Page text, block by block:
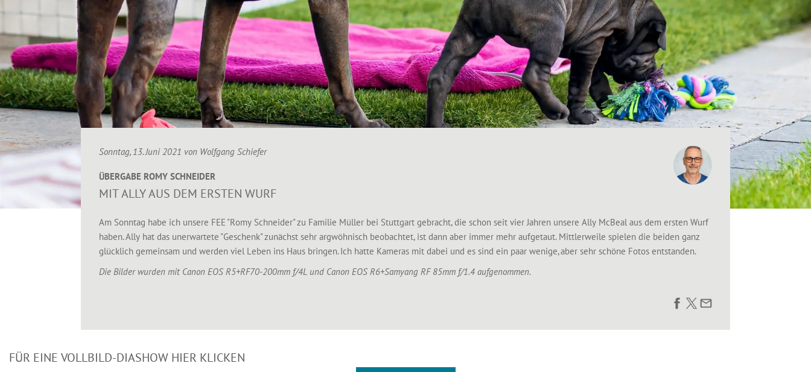
Sonntag, 13. Juni 2021 von Wolfgang Schiefer
ÜBERGABE ROMY SCHNEIDER
MIT ALLY AUS DEM ERSTEN WURF
Am Sonntag habe ich unsere FEE "Romy Schneider" zu Familie Müller bei Stuttgart gebracht, die schon seit vier Jahren unsere Ally McBeal aus dem ersten Wurf
haben. Ally hat das unerwartete "Geschenk" zunächst sehr argwöhnisch beobachtet, ist dann aber immer mehr aufgetaut. Mittlerweile spielen die beiden ganz
glücklich gemeinsam und werden viel Leben ins Haus bringen. Ich hatte Kameras mit dabei und es sind ein paar wenige, aber sehr schöne Fotos entstanden.
Die Bilder wurden mit Canon EOS R5+RF70-200mm f/4L und Canon EOS R6+Samyang RF 85mm f/1.4 aufgenommen.
FÜR EINE VOLLBILD-DIASHOW HIER KLICKEN